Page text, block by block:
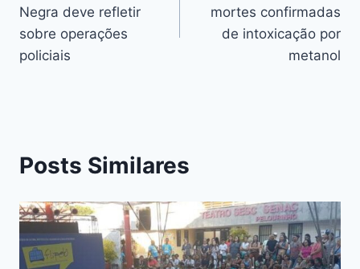
k
er
k
Negra deve refletir
sobre operações
policiais
mortes confirmadas
de intoxicação por
metanol
Posts Similares